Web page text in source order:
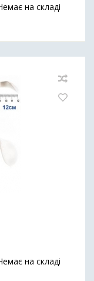
на складі
на складі